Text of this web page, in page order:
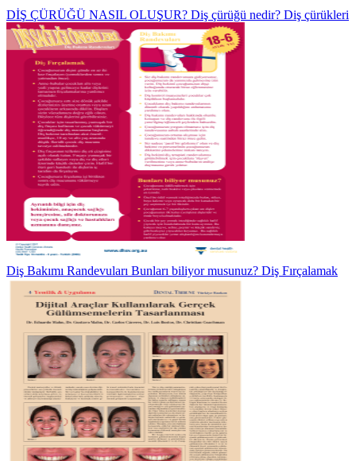
DİŞ ÇÜRÜĞÜ NASIL OLUŞUR? Diş çürüğü nedir? Diş çürükleri
Diş Bakımı Randevuları Bunları biliyor musunuz? Diş Fırçalamak